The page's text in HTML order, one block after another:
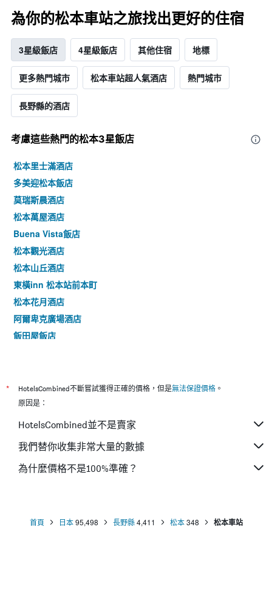
為你的松本車站之旅找出更好的住宿
3星級飯店 4星級飯店 其他住宿 地標
更多熱門城市 松本車站超人氣酒店 熱門城市
長野縣的酒店
考慮這些熱門的松本3星​飯店
松本里士滿酒店
多美迎松本飯店
莫瑞斯晨酒店
松本萬屋酒店
Buena Vista飯店
松本觀光酒店
松本山丘酒店
東橫inn 松本站前本町
松本花月酒店
阿爾卑克廣場酒店
飯田屋飯店
松本市南十字星經濟型酒店
高地雷美伊斯塔酒店
松本艾斯旅館
上高地大正池飯店
史拉分大酒店
* HotelsCombined不斷嘗試獲得正確的價格，但是無法保證價格 。
原因是：
HotelsCombined並不是賣家
我們替你收集非常大量的數據
為什麼價格不是100%準確？
首頁 日本 95,498 長野縣 4,411 松本 348 松本車站